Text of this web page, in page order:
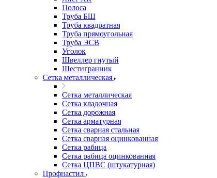
Полоса
Труба БШ
Труба квадратная
Труба прямоугольная
Труба ЭСВ
Уголок
Швеллер гнутый
Шестигранник
Сетка металлическая
Сетка металлическая
Сетка кладочная
Сетка дорожная
Сетка арматурная
Сетка сварная стальная
Сетка сварная оцинкованная
Сетка рабица
Сетка рабица оцинкованная
Сетка ЦПВС (штукатурная)
Профнастил